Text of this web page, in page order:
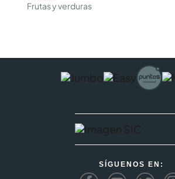
Frutas y verduras
SÍGUENOS EN: